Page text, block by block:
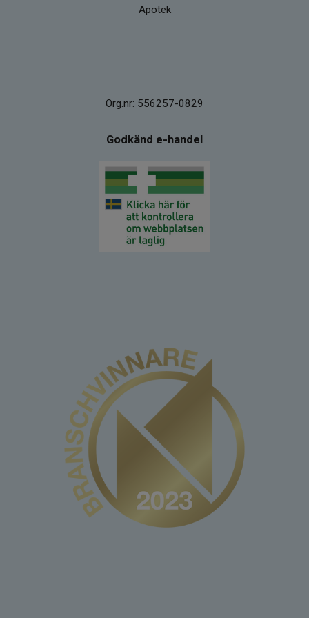
Apotek
Org.nr: 556257-0829
Godkänd e-handel